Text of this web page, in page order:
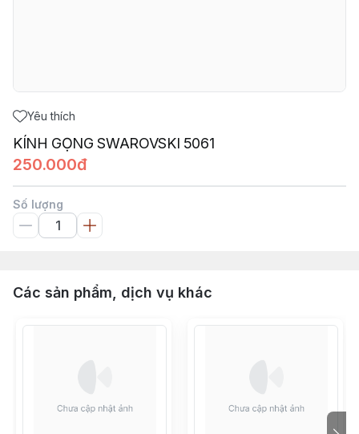
Yêu thích
KÍNH GỌNG SWAROVSKI 5061
250.000đ
Số lượng
Các sản phẩm, dịch vụ khác